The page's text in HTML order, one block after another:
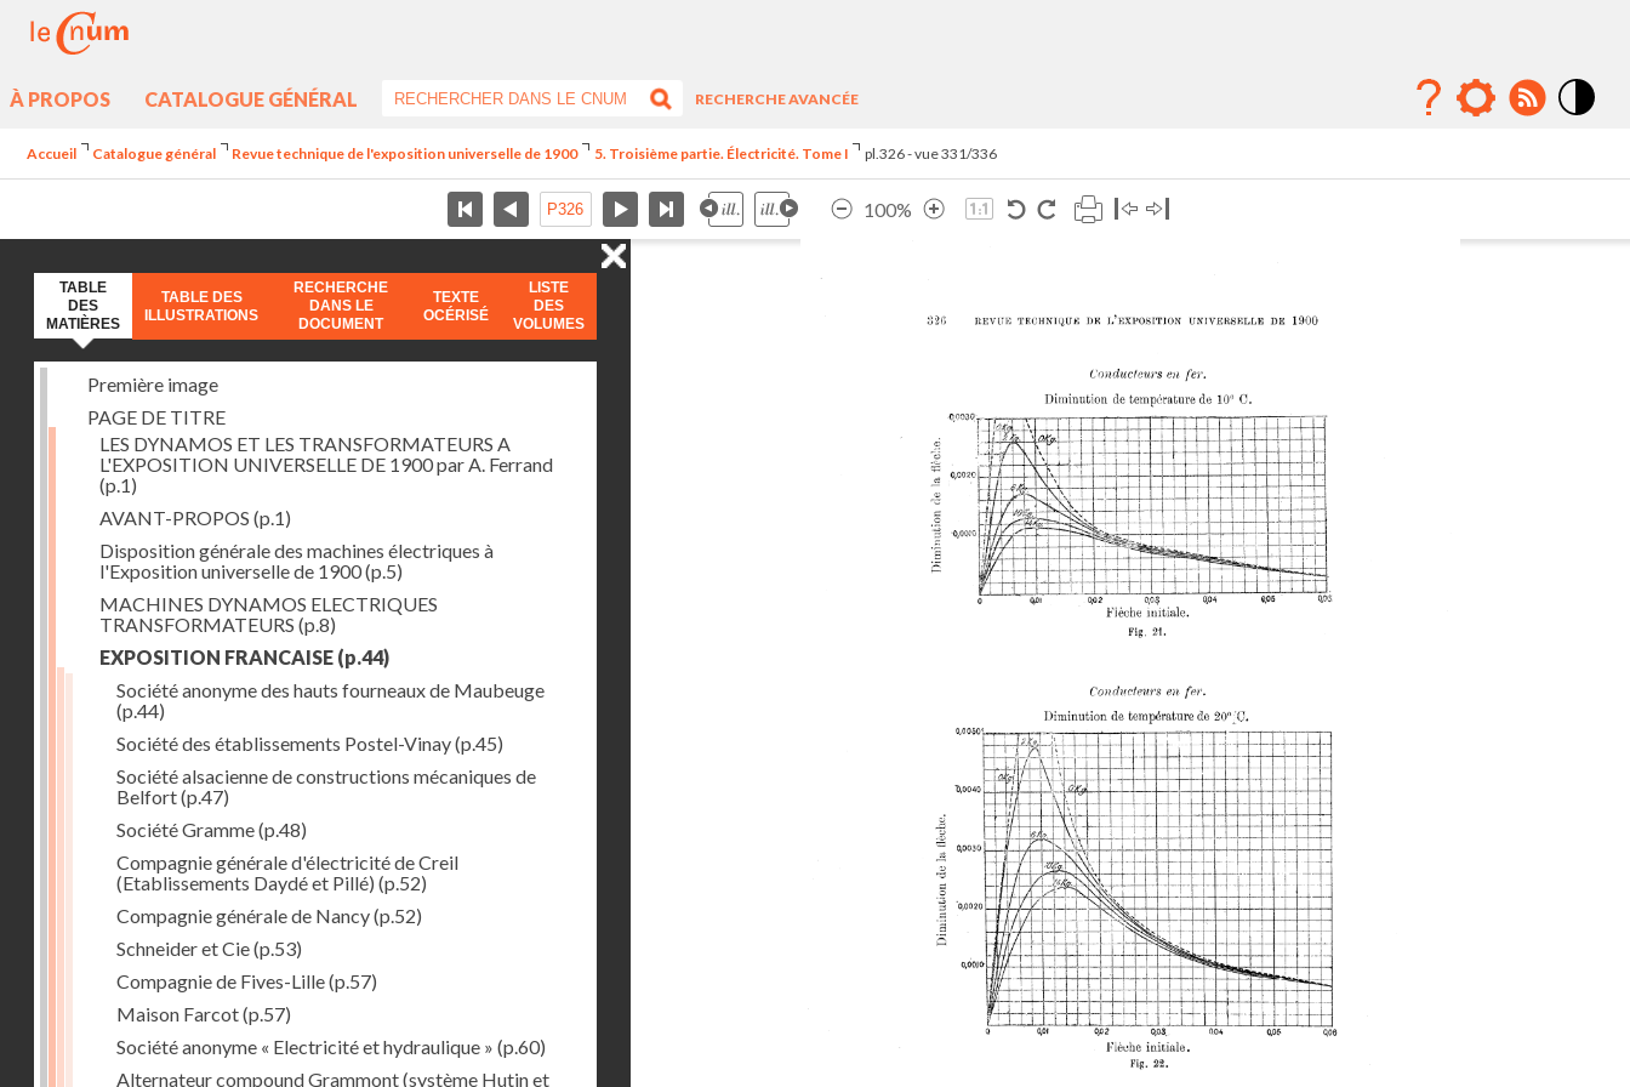
À PROPOS CATALOGUE GÉNÉRAL
RECHERCHE AVANCÉE
Accueil Catalogue général Revue technique de l'exposition universelle de 1900 5. Troisième partie. Électricité. Tome I pl.326 - vue 331/336
100%
TABLE
DES
MATIÈRES
TABLE DES
ILLUSTRATIONS
RECHERCHE
DANS LE
DOCUMENT
TEXTE
OCÉRISÉ
LISTE
DES
VOLUMES
Première image
PAGE DE TITRE
LES DYNAMOS ET LES TRANSFORMATEURS A
L'EXPOSITION UNIVERSELLE DE 1900 par A. Ferrand
(p.1)
AVANT-PROPOS (p.1)
Disposition générale des machines électriques à
l'Exposition universelle de 1900(p.5)
MACHINES DYNAMOS ELECTRIQUES
TRANSFORMATEURS (p.8)
EXPOSITION FRANCAISE (p.44)
Société anonyme des hauts fourneaux de Maubeuge
(p.44)
Société des établissements Postel-Vinay(p.45)
Société alsacienne de constructions mécaniques de
Belfort(p.47)
Société Gramme(p.48)
Compagnie générale d'électricité de Creil
(Etablissements Daydé et Pillé) (p.52)
Compagnie générale de Nancy(p.52)
Schneider et Cie(p.53)
Compagnie de Fives-Lille(p.57)
Maison Farcot(p.57)
Société anonyme « Electricité et hydraulique » (p.60)
Alternateur compound Grammont (système Hutin et